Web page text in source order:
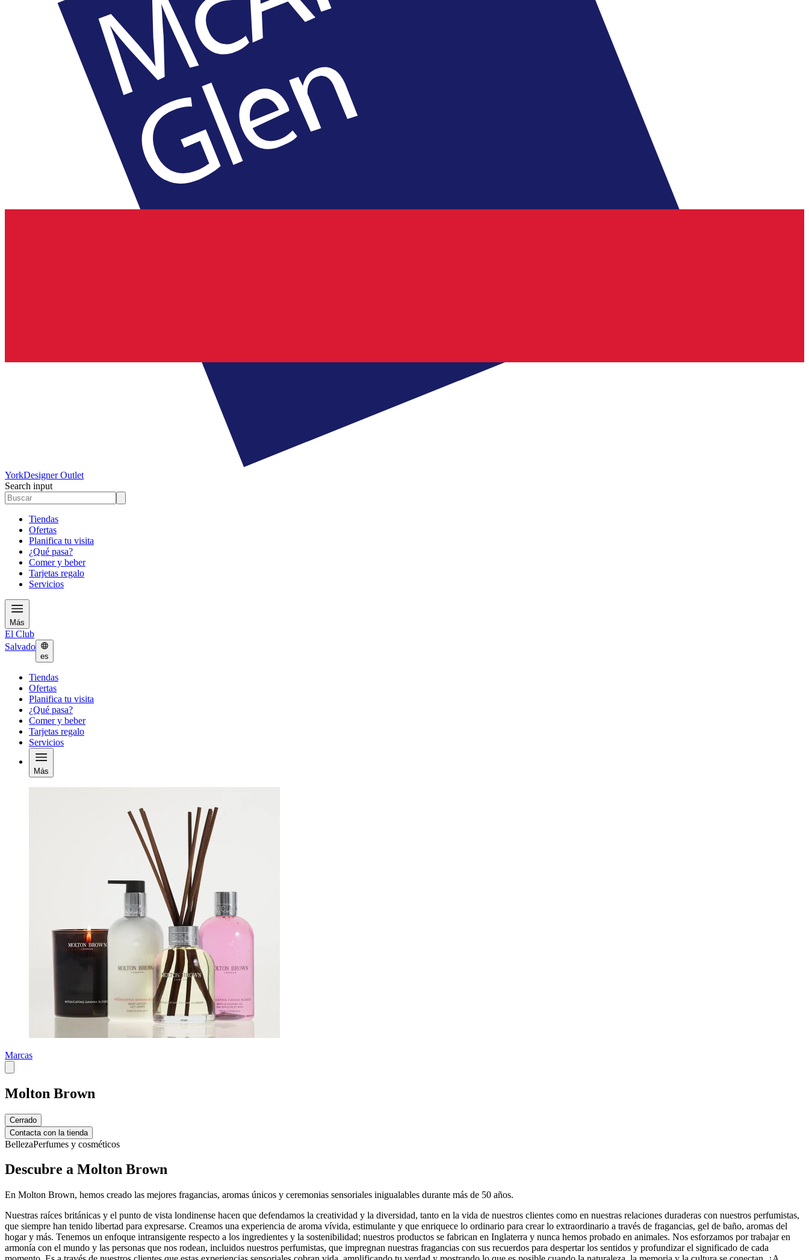
YorkDesigner Outlet
Search input
Tiendas
Ofertas
Planifica tu visita
¿Qué pasa?
Comer y beber
Tarjetas regalo
Servicios
Más
El Club
Salvado
es
Tiendas
Ofertas
Planifica tu visita
¿Qué pasa?
Comer y beber
Tarjetas regalo
Servicios
Más
Marcas
Molton Brown
Cerrado
Contacta con la tienda
BellezaPerfumes y cosméticos
Descubre a Molton Brown
En Molton Brown, hemos creado las mejores fragancias, aromas únicos y ceremonias sensoriales inigualables durante más de 50 años.
Nuestras raíces británicas y el punto de vista londinense hacen que defendamos la creatividad y la diversidad, tanto en la vida de nuestros clientes como en nuestras relaciones duraderas con nuestros perfumistas,
que siempre han tenido libertad para expresarse. Creamos una experiencia de aroma vívida, estimulante y que enriquece lo ordinario para crear lo extraordinario a través de fragancias, gel de baño, aromas del
hogar y más. Tenemos un enfoque intransigente respecto a los ingredientes y la sostenibilidad; nuestros productos se fabrican en Inglaterra y nunca hemos probado en animales. Nos esforzamos por trabajar en
armonía con el mundo y las personas que nos rodean, incluidos nuestros perfumistas, que impregnan nuestras fragancias con sus recuerdos para despertar los sentidos y profundizar el significado de cada